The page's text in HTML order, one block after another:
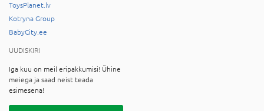
ToysPlanet.lv
Kotryna Group
BabyCity.ee
UUDISKIRI
Iga kuu on meil eripakkumisi! Ühine
meiega ja saad neist teada
esimesena!